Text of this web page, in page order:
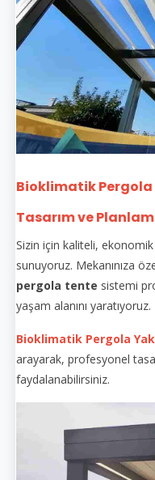
Bioklimatik Pergola
Tasarım ve
Sizin için kaliteli,
sunuyoruz. Mekanınıza
pergola tente sistemi
yaşam alanını yaratıyoruz.
Bioklimatik Pergola
arayarak, profesyonel
faydalanabilirsiniz.